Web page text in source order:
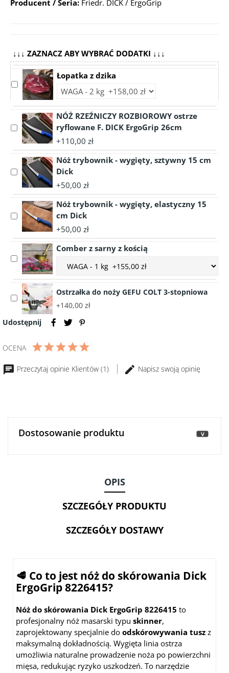
Producent / Seria: Friedr. DICK / ErgoGrip
↓↓↓ ZAZNACZ ABY WYBRAĆ DODATKI ↓↓↓
Select
accessory
dzika
Łopatka z dzika
Choose
variant
Łopatka
z
dzika
Select
accessory
RZEŹNICZY
ROZBIOROWY
ostrze
F.
DICK
ErgoGrip
NÓŻ RZEŹNICZY ROZBIOROWY ostrze
ryflowane F. DICK ErgoGrip 26cm
+110,00 zł
Select
accessory
trybownik
wygięty,
15
cm
Dick
Nóż trybownik - wygięty, sztywny 15 cm
Dick
+50,00 zł
Select
accessory
trybownik
wygięty,
15
cm
Dick
Nóż trybownik - wygięty, elastyczny 15
cm Dick
+50,00 zł
Select
accessory
sarny
kością
Comber z sarny z kością
Choose
accessory
Comber
z
Select
accessory
Ostrzałka
GEFU
3-
Ostrzałka do noży GEFU COLT 3-stopniowa
+140,00 zł
Udostępnij
OCENA
Przeczytaj opinie Klientów (1) Napisz swoją opinię
Dostosowanie produktu >
OPIS
SZCZEGÓŁY PRODUKTU
SZCZEGÓŁY DOSTAWY
🥩 Co to jest nóż do skórowania Dick
ErgoGrip 8226415?
Nóż do skórowania Dick ErgoGrip 8226415 to
profesjonalny nóż masarski typu skinner,
zaprojektowany specjalnie do odskórowywania tusz z
maksymalną dokładnością. Wygięta linia ostrza
umożliwia naturalne prowadzenie noża po powierzchni
mięsa, redukując ryzyko uszkodzeń. To narzędzie